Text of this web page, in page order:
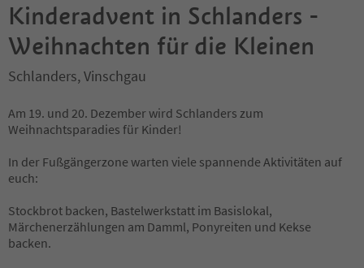
Kinderadvent in Schlanders -
Weihnachten für die Kleinen
Schlanders, Vinschgau
Am 19. und 20. Dezember wird Schlanders zum
Weihnachtsparadies für Kinder!
In der Fußgängerzone warten viele spannende Aktivitäten auf
euch:
Stockbrot backen, Bastelwerkstatt im Basislokal,
Märchenerzählungen am Damml, Ponyreiten und Kekse
backen.